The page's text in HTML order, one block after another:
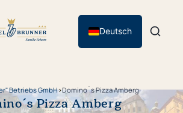
Deutsch
Betriebs GmbH›Domino´s Pizza Amberg
Pizza Amberg